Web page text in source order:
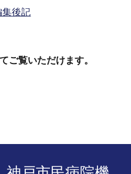
集後記
ご覧いただけます。